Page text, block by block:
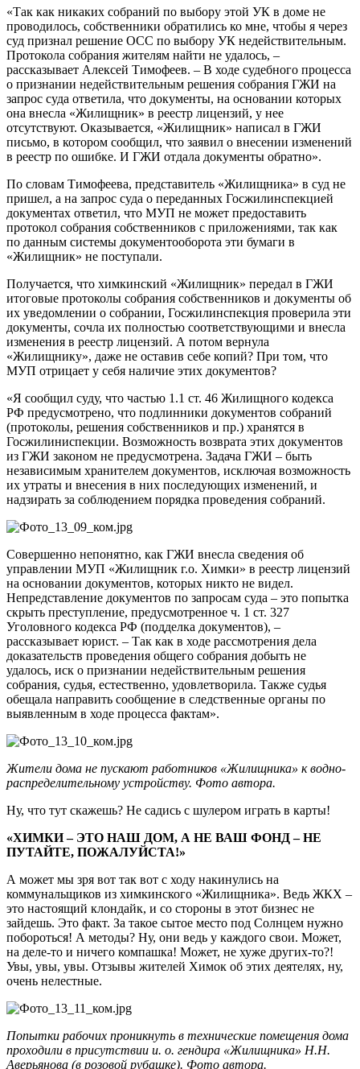
«Так как никаких собраний по выбору этой УК в доме не
проводилось, собственники обратились ко мне, чтобы я через
суд признал решение ОСС по выбору УК недействительным.
Протокола собрания жителям найти не удалось, –
рассказывает Алексей Тимофеев. – В ходе судебного процесса
о признании недействительным решения собрания ГЖИ на
запрос суда ответила, что документы, на основании которых
она внесла «Жилищник» в реестр лицензий, у нее
отсутствуют. Оказывается, «Жилищник» написал в ГЖИ
письмо, в котором сообщил, что заявил о внесении изменений
в реестр по ошибке. И ГЖИ отдала документы обратно».
По словам Тимофеева, представитель «Жилищника» в суд не
пришел, а на запрос суда о переданных Госжилинспекцией
документах ответил, что МУП не может предоставить
протокол собрания собственников с приложениями, так как
по данным системы документооборота эти бумаги в
«Жилищник» не поступали.
Получается, что химкинский «Жилищник» передал в ГЖИ
итоговые протоколы собрания собственников и документы об
их уведомлении о собрании, Госжилинспекция проверила эти
документы, сочла их полностью соответствующими и внесла
изменения в реестр лицензий. А потом вернула
«Жилищнику», даже не оставив себе копий? При том, что
МУП отрицает у себя наличие этих документов?
«Я сообщил суду, что частью 1.1 ст. 46 Жилищного кодекса
РФ предусмотрено, что подлинники документов собраний
(протоколы, решения собственников и пр.) хранятся в
Госжилиниспекции. Возможность возврата этих документов
из ГЖИ законом не предусмотрена. Задача ГЖИ – быть
независимым хранителем документов, исключая возможность
их утраты и внесения в них последующих изменений, и
надзирать за соблюдением порядка проведения собраний.
Совершенно непонятно, как ГЖИ внесла сведения об
управлении МУП «Жилищник г.о. Химки» в реестр лицензий
на основании документов, которых никто не видел.
Непредставление документов по запросам суда – это попытка
скрыть преступление, предусмотренное ч. 1 ст. 327
Уголовного кодекса РФ (подделка документов), –
рассказывает юрист. – Так как в ходе рассмотрения дела
доказательств проведения общего собрания добыть не
удалось, иск о признании недействительным решения
собрания, судья, естественно, удовлетворила. Также судья
обещала направить сообщение в следственные органы по
выявленным в ходе процесса фактам».
Жители дома не пускают работников «Жилищника» к водно-
распределительному устройству. Фото автора.
Ну, что тут скажешь? Не садись с шулером играть в карты!
«ХИМКИ – ЭТО НАШ ДОМ, А НЕ ВАШ ФОНД – НЕ
ПУТАЙТЕ, ПОЖАЛУЙСТА!»
А может мы зря вот так вот с ходу накинулись на
коммунальщиков из химкинского «Жилищника». Ведь ЖКХ –
это настоящий клондайк, и со стороны в этот бизнес не
зайдешь. Это факт. За такое сытое место под Солнцем нужно
побороться! А методы? Ну, они ведь у каждого свои. Может,
на деле-то и ничего компашка! Может, не хуже других-то?!
Увы, увы, увы. Отзывы жителей Химок об этих деятелях, ну,
очень нелестные.
Попытки рабочих проникнуть в технические помещения дома
проходили в присутствии и. о. гендира «Жилищника» Н.Н.
Аверьянова (в розовой рубашке). Фото автора.